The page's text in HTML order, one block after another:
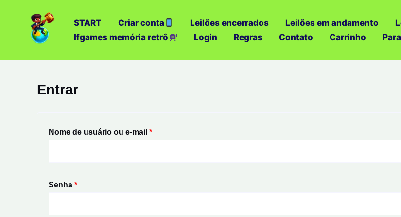
START Criar conta Leilões encerrados Leilões em andamento
Ifgames memória retrô
Login Regras Contato Carrinho
Entrar
Nome de usuário ou e-mail *
Senha *